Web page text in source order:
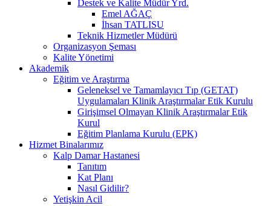
Destek ve Kalite Müdür Yrd.
Emel AĞAÇ
İhsan TATLISU
Teknik Hizmetler Müdürü
Organizasyon Şeması
Kalite Yönetimi
Akademik
Eğitim ve Araştırma
Geleneksel ve Tamamlayıcı Tıp (GETAT)
Uygulamaları Klinik Araştırmalar Etik Kurulu
Girişimsel Olmayan Klinik Araştırmalar Etik
Kurul
Eğitim Planlama Kurulu (EPK)
Hizmet Binalarımız
Kalp Damar Hastanesi
Tanıtım
Kat Planı
Nasıl Gidilir?
Yetişkin Acil